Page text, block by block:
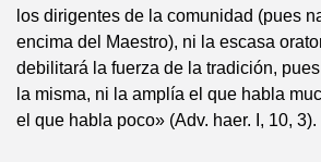
los dirigentes de la comunidad (pues
encima del Maestro), ni la escasa
debilitará la fuerza de la tradición,
la misma, ni la amplía el que habla
el que habla poco» (Adv. haer. I, 10, 3).